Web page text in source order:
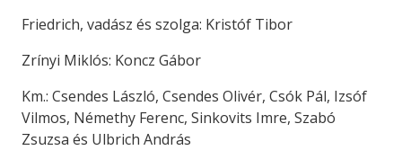
Friedrich, vadász és szolga: Kristóf Tibor
Zrínyi Miklós: Koncz Gábor
Km.: Csendes László, Csendes Olivér, Csók Pál, Izsóf
Vilmos, Némethy Ferenc, Sinkovits Imre, Szabó
Zsuzsa és Ulbrich András